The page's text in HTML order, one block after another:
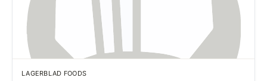
LAGERBLAD FOODS